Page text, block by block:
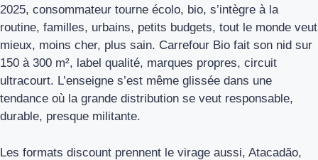
2025, consommateur tourne écolo, bio, s’intègre à la
routine, familles, urbains, petits budgets, tout le monde veut
mieux, moins cher, plus sain. Carrefour Bio fait son nid sur
150 à 300 m², label qualité, marques propres, circuit
ultracourt. L’enseigne s’est même glissée dans une
tendance où la grande distribution se veut responsable,
durable, presque militante.
Les formats discount prennent le virage aussi, Atacadão,